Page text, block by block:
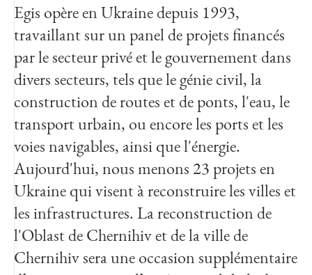
Egis opère en Ukraine depuis 1993,
travaillant sur un panel de projets financés
par le secteur privé et le gouvernement dans
divers secteurs, tels que le génie civil, la
construction de routes et de ponts, l'eau, le
transport urbain, ou encore les ports et les
voies navigables, ainsi que l'énergie.
Aujourd'hui, nous menons 23 projets en
Ukraine qui visent à reconstruire les villes et
les infrastructures. La reconstruction de
l'Oblast de Chernihiv et de la ville de
Chernihiv sera une occasion supplémentaire
Nous avons pour objectif d’aider les
autorités locales à améliorer les villes
d'Ukraine et la vie en leur sein, grâce à ce
projet collaboratif de grande envergure qui
aura un impact sur le long terme. Notre
plateforme 3DEXPERIENCE joue un rôle
essentiel dans la construction de villes plus
durables et résilientes. Les expériences de
jumelage numérique enrichies par les
connaissances, les savoir-faires et les
données des experts, nous permettent
d'explorer des scénarios illimités et
Malgré l'invasion en cours, les autorités
locales ukrainiennes pensent déjà à l'avenir
et planifient la reconstruction de leurs villes.
Elles ont également l'intention de partager
leurs projets avec la population locale. Nos
efforts de collaboration et notre expertise en
matière d'ingénierie et de construction
soutiennent pleinement cette mission qui
consiste à reconstruire l'Ukraine le plus
rapidement possible, et à rendre ses zones
urbaines plus attractives qu'elles ne l'étaient
auparavant.